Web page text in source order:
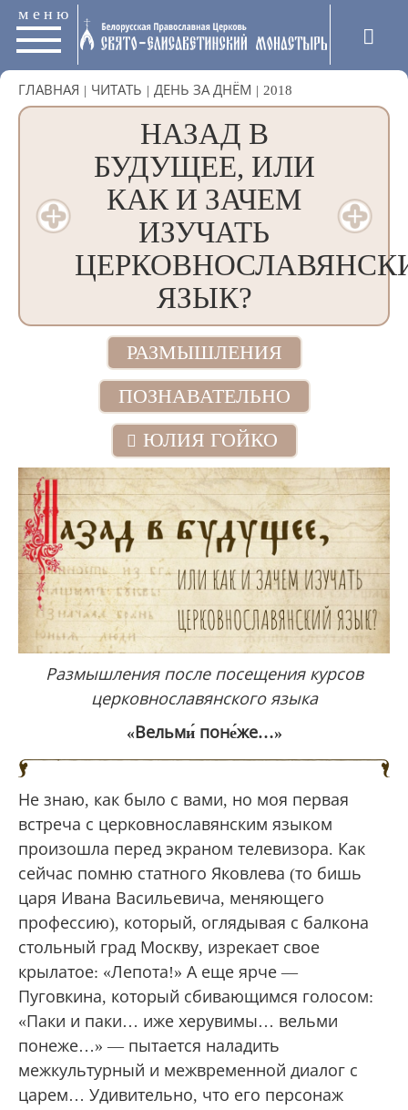
меню
ГЛАВНАЯ | ЧИТАТЬ | ДЕНЬ ЗА ДНЁМ | 2018
НАЗАД В
БУДУЩЕЕ, ИЛИ
КАК И ЗАЧЕМ
ИЗУЧАТЬ
ЯЗЫК?
РАЗМЫШЛЕНИЯ
ПОЗНАВАТЕЛЬНО
ЮЛИЯ ГОЙКО
Размышления после посещения курсов
церковнославянского языка
«Вельми́ поне́же…»
Не знаю, как было с вами, но моя первая
встреча с церковнославянским языком
произошла перед экраном телевизора. Как
сейчас помню статного Яковлева (то бишь
царя Ивана Васильевича, меняющего
профессию), который, оглядывая с балкона
стольный град Москву, изрекает свое
крылатое: «Лепота!» А еще ярче —
Пуговкина, который сбивающимся голосом:
«Паки и паки… иже херувимы… вельми
понеже…» — пытается наладить
межкультурный и межвременной диалог с
царем… Удивительно, что его персонаж